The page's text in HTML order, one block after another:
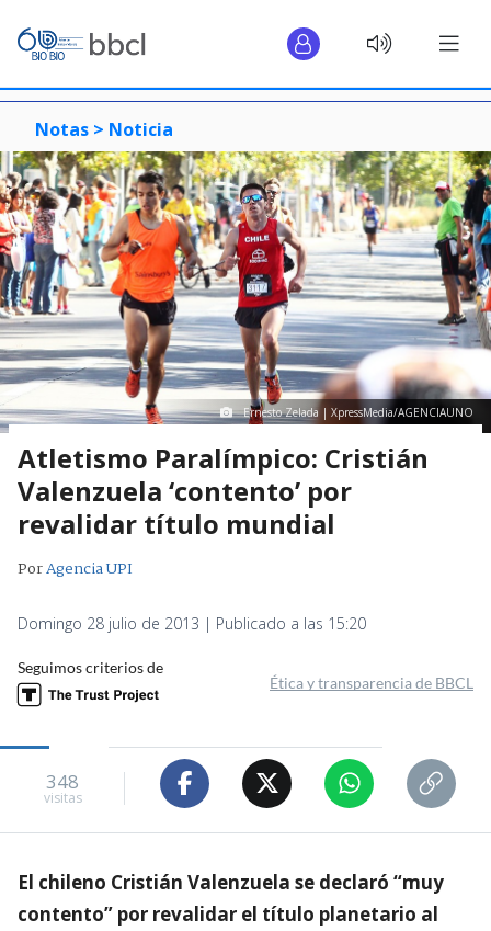
Notas > Noticia
Ernesto Zelada | XpressMedia/AGENCIAUNO
Atletismo Paralímpico: Cristián
Valenzuela ‘contento’ por
revalidar título mundial
PorAgencia UPI
Domingo 28 julio de 2013 | Publicado a las 15:20
Seguimos criterios de
Ética y transparencia de BBCL
348
visitas
El chileno Cristián Valenzuela se declaró “muy
contento” por revalidar el título planetario al